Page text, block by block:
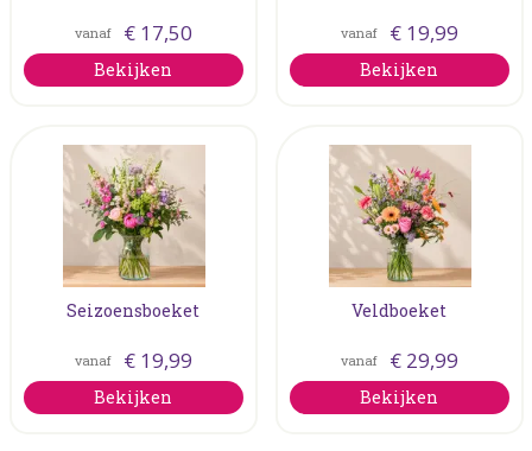
vanaf € 17,50
Bekijken
vanaf € 19,99
Bekijken
Seizoensboeket
vanaf € 19,99
Bekijken
Veldboeket
vanaf € 29,99
Bekijken